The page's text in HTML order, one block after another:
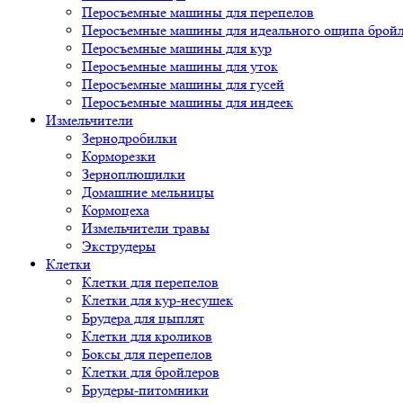
Перосъемные машины для перепелов
Перосъемные машины для идеального ощипа
Перосъемные машины для кур
Перосъемные машины для уток
Перосъемные машины для гусей
Перосъемные машины для индеек
Измельчители
Зернодробилки
Корморезки
Зерноплющилки
Домашние мельницы
Кормоцеха
Измельчители травы
Экструдеры
Клетки
Клетки для перепелов
Клетки для кур-несушек
Брудера для цыплят
Клетки для кроликов
Боксы для перепелов
Клетки для бройлеров
Брудеры-питомники